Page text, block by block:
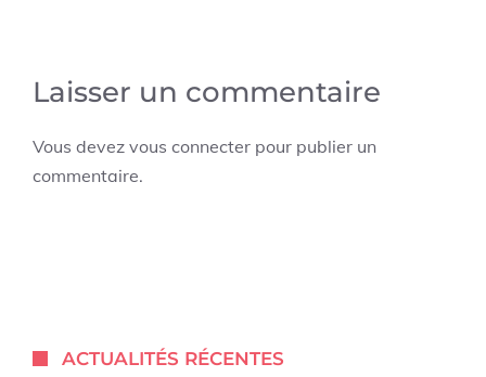
Laisser un commentaire
Vous devez vous connecter pour publier un
commentaire.
ACTUALITÉS RÉCENTES